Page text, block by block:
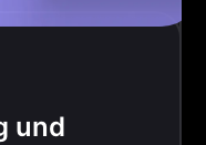
und